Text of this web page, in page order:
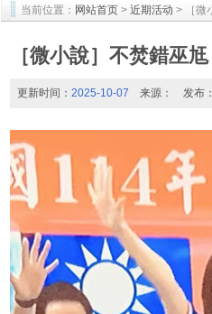
当前位置： 网站首页 > 近期活动 > ［微
［微小說］不焚錯巫
更新时间： 2025-10-07 来源： 发布：